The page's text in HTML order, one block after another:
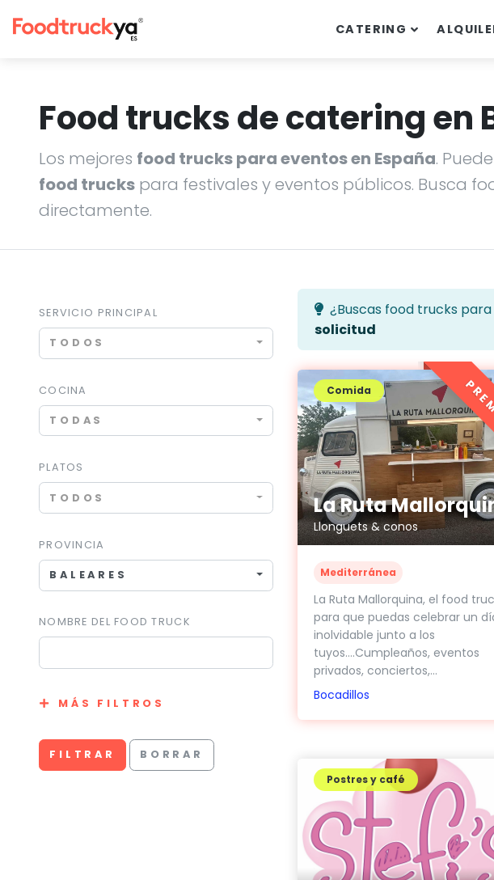
CATERING
Food trucks de catering en
Los mejores food trucks para eventos en España.
food trucks para festivales y eventos públicos. Busca
directamente.
SERVICIO PRINCIPAL
TODOS
COCINA
TODAS
PLATOS
TODOS
PROVINCIA
BALEARES
NOMBRE DEL FOOD TRUCK
MÁS FILTROS
FILTRAR BORRAR
¿Buscas food trucks
solicitud
La Ruta
Llonguets & conos
Comida
Mediterránea
La Ruta Mallorquina, el food
para que puedas celebrar un
inolvidable junto a los
tuyos….Cumpleaños, eventos
privados, conciertos,...
Bocadillos
Postres y café